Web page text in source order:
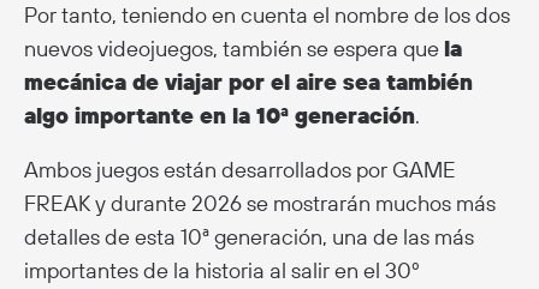
Por tanto, teniendo en cuenta el nombre de los dos
nuevos videojuegos, también se espera que la
mecánica de viajar por el aire sea también
algo importante en la 10ª generación.
Ambos juegos están desarrollados por GAME
FREAK y durante 2026 se mostrarán muchos más
detalles de esta 10ª generación, una de las más
importantes de la historia al salir en el 30º